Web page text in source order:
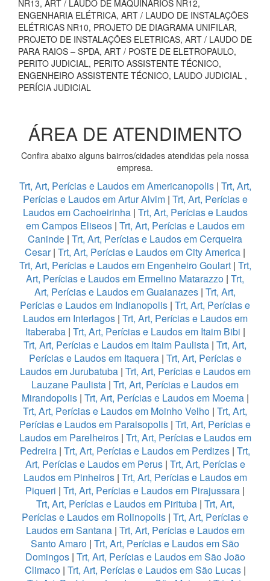
NR13, ART / LAUDO DE MAQUINÁRIOS NR12,
ENGENHARIA ELÉTRICA, ART / LAUDO DE INSTALAÇÕES
ELÉTRICAS NR10, PROJETO DE DIAGRAMA UNIFILAR,
PROJETO DE INSTALAÇÕES ELETRICAS, ART / LAUDO DE
PARA RAIOS – SPDA, ART / POSTE DE ELETROPAULO,
PERITO JUDICIAL, PERITO ASSISTENTE TÉCNICO,
ENGENHEIRO ASSISTENTE TÉCNICO, LAUDO JUDICIAL ,
PERÍCIA JUDICIAL
ÁREA DE ATENDIMENTO
Confira abaixo alguns bairros/cidades atendidas pela nossa
empresa.
Trt, Art, Perícias e Laudos em Americanopolis | Trt, Art,
Perícias e Laudos em Artur Alvim | Trt, Art, Perícias e
Laudos em Cachoeirinha| Trt, Art, Perícias e Laudos
em Campos Eliseos | Trt, Art, Perícias e Laudos em
Caninde | Trt, Art, Perícias e Laudos em Cerqueira
Cesar| Trt, Art, Perícias e Laudos em City America |
Trt, Art, Perícias e Laudos em Engenheiro Goulart | Trt,
Art, Perícias e Laudos em Ermelino Matarazzo | Trt,
Art, Perícias e Laudos em Guaianazes | Trt, Art,
Perícias e Laudos em Indianopolis | Trt, Art, Perícias e
Laudos em Interlagos| Trt, Art, Perícias e Laudos em
Itaberaba| Trt, Art, Perícias e Laudos em Itaim Bibi |
Trt, Art, Perícias e Laudos em Itaim Paulista | Trt, Art,
Perícias e Laudos em Itaquera| Trt, Art, Perícias e
Laudos em Jurubatuba| Trt, Art, Perícias e Laudos em
Lauzane Paulista | Trt, Art, Perícias e Laudos em
Mirandopolis| Trt, Art, Perícias e Laudos em Moema|
Trt, Art, Perícias e Laudos em Moinho Velho | Trt, Art,
Perícias e Laudos em Paraisopolis | Trt, Art, Perícias e
Laudos em Parelheiros| Trt, Art, Perícias e Laudos em
Pedreira | Trt, Art, Perícias e Laudos em Perdizes | Trt,
Art, Perícias e Laudos em Perus| Trt, Art, Perícias e
Laudos em Pinheiros| Trt, Art, Perícias e Laudos em
Piqueri | Trt, Art, Perícias e Laudos em Pirajussara |
Trt, Art, Perícias e Laudos em Pirituba| Trt, Art,
Perícias e Laudos em Rolinopolis | Trt, Art, Perícias e
Laudos em Santana| Trt, Art, Perícias e Laudos em
Santo Amaro | Trt, Art, Perícias e Laudos em São
Domingos| Trt, Art, Perícias e Laudos em São João
Climaco| Trt, Art, Perícias e Laudos em São Lucas|